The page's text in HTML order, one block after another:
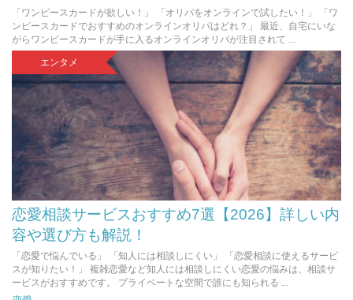
「ワンピースカードが欲しい！」 「オリパをオンラインで試したい！」 「ワ
ンピースカードでおすすめのオンラインオリパはどれ？」 最近、自宅にいな
がらワンピースカードが手に入るオンラインオリパが注目されて ...
エンタメ
恋愛相談サービスおすすめ7選【2026】詳しい内
容や選び方も解説！
「恋愛で悩んでいる」 「知人には相談しにくい」 「恋愛相談に使えるサービ
スが知りたい！」 複雑恋愛など知人には相談しにくい恋愛の悩みは、相談サ
ービスがおすすめです。 プライベートな空間で誰にも知られる ...